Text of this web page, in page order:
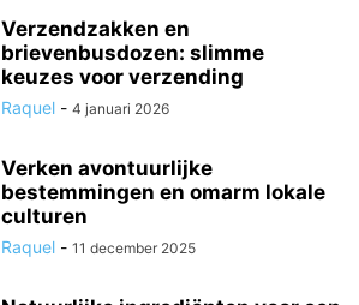
Verzendzakken en
brievenbusdozen: slimme
keuzes voor verzending
Raquel - 4 januari 2026
Verken avontuurlijke
bestemmingen en omarm lokale
culturen
Raquel - 11 december 2025